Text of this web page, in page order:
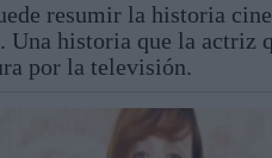
resumir la historia
historia que la actriz
por la televisión.